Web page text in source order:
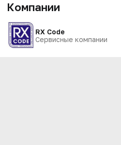
Компании
RX Code
Сервисные компании